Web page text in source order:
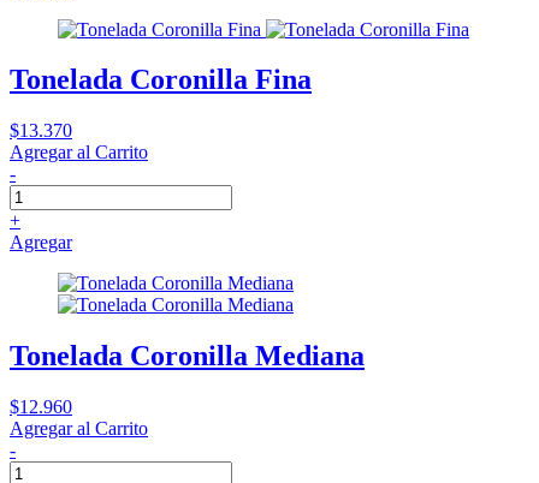
Tonelada Coronilla Fina
$13.370
Agregar al Carrito
-
+
Agregar
Tonelada Coronilla Mediana
$12.960
Agregar al Carrito
-